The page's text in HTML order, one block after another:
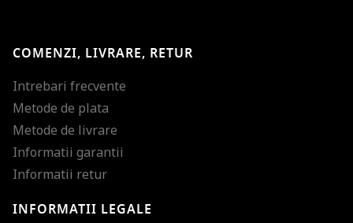
COMENZI, LIVRARE, RETUR
Intrebari frecvente
Metode de plata
Metode de livrare
Informatii garantii
Informatii retur
INFORMATII LEGALE